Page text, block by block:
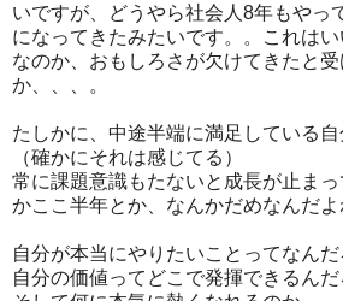
いですが、どうやら社会人8年もやっ
になってきたみたいです。。これは
なのか、おもしろさが欠けてきたと受
か、、、。
たしかに、中途半端に満足している自
（確かにそれは感じてる）
常に課題意識もたないと成長が止ま
かここ半年とか、なんかだめなんだよ
自分が本当にやりたいことってなんだ
自分の価値ってどこで発揮できるんだ